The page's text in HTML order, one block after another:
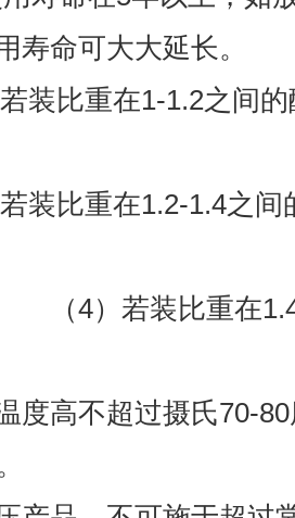
寿命可大大延长。
比重在1-1.2之间的
重在1.2-1.4之间
比重在1.4以
度高不超过摄氏70-